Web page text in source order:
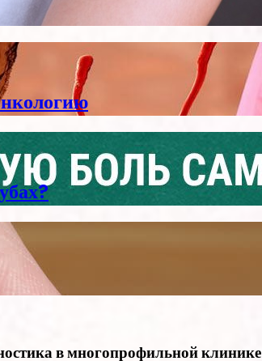
в многопрофильной клинике